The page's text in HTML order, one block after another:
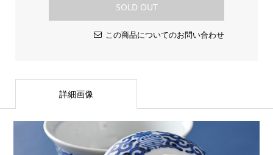
SOLD OUT
この商品についてのお問い合わせ
詳細画像